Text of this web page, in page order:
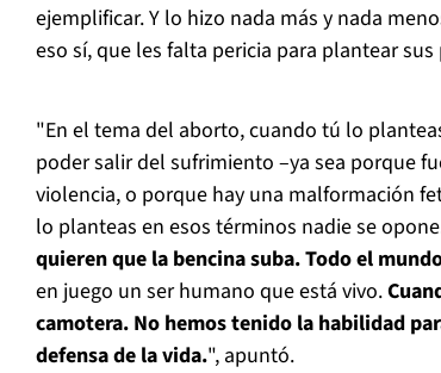
ejemplificar. Y lo hizo nada más y nada
eso sí, que les falta pericia para plantear
"En el tema del aborto, cuando tú lo
poder salir del sufrimiento –ya sea porque
violencia, o porque hay una malformación
lo planteas en esos términos nadie se
quieren que la bencina suba. Todo el
en juego un ser humano que está vivo.
camotera. No hemos tenido la habilidad
defensa de la vida.", apuntó.